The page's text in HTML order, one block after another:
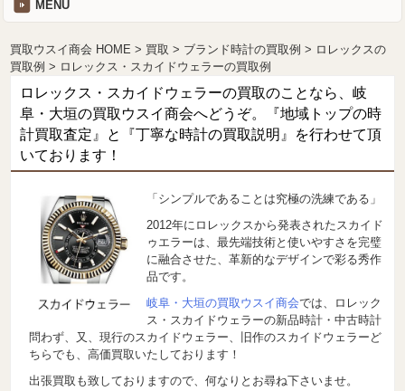
MENU
買取ウスイ商会 HOME 買取 ブランド時計の買取例
ロレックスの
買取例
ロレックス・スカイドウェラーの買取例
ロレックス・スカイドウェラーの買取のことなら、岐
阜・大垣の買取ウスイ商会へどうぞ。『地域トップの時
計買取査定』と『丁寧な時計の買取説明』を行わせて頂
いております！
「シンプルであることは究極の洗練である」
2012年にロレックスから発表されたスカイド
ゥエラーは、最先端技術と使いやすさを完璧
に融合させた、革新的なデザインで彩る秀作
品です。
岐阜・大垣の買取ウスイ商会では、ロレック
ス・スカイドウェラーの新品時計・中古時計
問わず、又、現行のスカイドウェラー、旧作のスカイドウェラーど
ちらでも、高価買取いたしております！
出張買取も致しておりますので、何なりとお尋ね下さいませ。